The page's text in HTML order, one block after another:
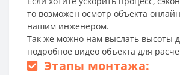
то возможен осмотр объекта
нашим инженером.
Так же можно нам выслать высоты
подробное видео объекта для
Этапы монтажа: